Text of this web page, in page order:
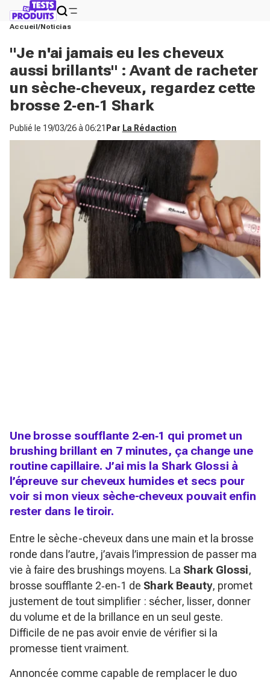
Accueil Noticias
"Je n'ai jamais eu les cheveux
aussi brillants" : Avant de racheter
un sèche‑cheveux, regardez cette
brosse 2‑en‑1 Shark
Publié le 19/03/26 à 06:21 Par La Rédaction
Une brosse soufflante 2‑en‑1 qui promet un
brushing brillant en 7 minutes, ça change une
routine capillaire. J’ai mis la Shark Glossi à
l’épreuve sur cheveux humides et secs pour
voir si mon vieux sèche-cheveux pouvait enfin
rester dans le tiroir.
Entre le sèche-cheveux dans une main et la brosse
ronde dans l’autre, j’avais l’impression de passer ma
vie à faire des brushings moyens. La Shark Glossi,
brosse soufflante 2‑en‑1 de Shark Beauty, promet
justement de tout simplifier : sécher, lisser, donner
du volume et de la brillance en un seul geste.
Difficile de ne pas avoir envie de vérifier si la
promesse tient vraiment.
Annoncée comme capable de remplacer le duo